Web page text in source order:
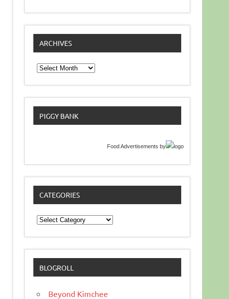
ARCHIVES
Archives
PIGGY BANK
Food Advertisements by
CATEGORIES
Categories
BLOGROLL
Beyond Kimchee